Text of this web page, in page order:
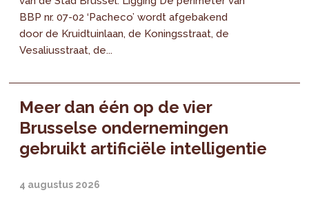
BBP nr. 07-02 ‘Pacheco’ wordt afgebakend
door de Kruidtuinlaan, de Koningsstraat, de
Vesaliusstraat, de...
Meer dan één op de vier
Brusselse ondernemingen
gebruikt artificiële intelligentie
4 augustus 2026